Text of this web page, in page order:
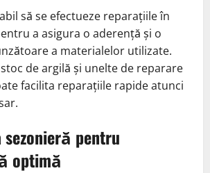
să se efectueze reparațiile în
a asigura o aderență și o
a materialelor utilizate.
de argilă și unelte de reparare
facilita reparațiile rapide atunci
pentru
optimă